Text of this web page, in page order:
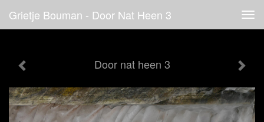
Grietje Bouman - Door Nat Heen 3
Door nat heen 3